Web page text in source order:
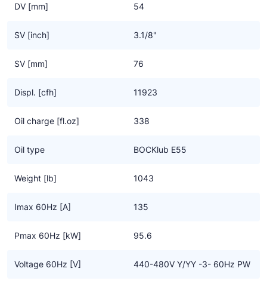
DV [mm] 54
SV [inch] 3.1/8"
SV [mm] 76
Displ. [cfh] 11923
Oil charge [fl.oz] 338
Oil type BOCKlub E55
Weight [lb] 1043
Imax 60Hz [A] 135
Pmax 60Hz [kW] 95.6
Voltage 60Hz [V] 440-480V Y/YY -3- 60Hz PW